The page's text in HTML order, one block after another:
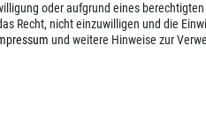
oder aufgrund eines
Recht, nicht einzuwilligen und die
und weitere Hinweise zur